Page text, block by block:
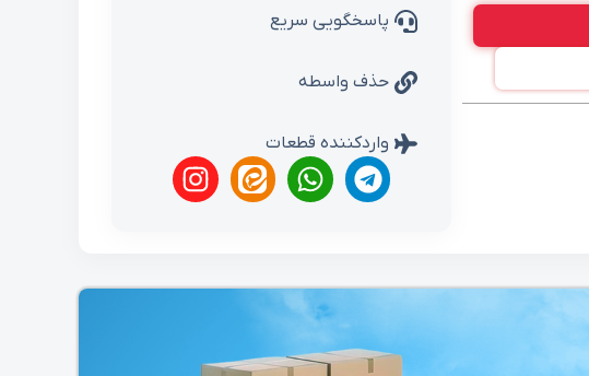
پاسخگویی سریع
حذف واسطه
واردکننده قطعات